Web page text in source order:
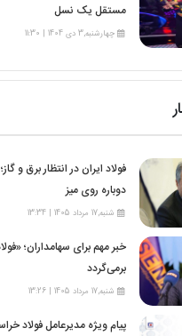
مستقل یک نسل
چهارشنبه,3 دی 1404 | 11:30
دوباره روی میز
شنبه,17 مرداد 1405 | 13:34
خبر مهم برای سهامداران؛
برمی‌گردد
شنبه,17 مرداد 1405 | 13:26
پیام ویژه مدیرعامل فولاد